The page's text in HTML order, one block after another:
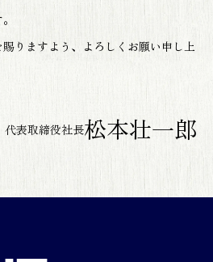
りますよう、よろしくお願い申し上
代表取締役社長松本壮一郎